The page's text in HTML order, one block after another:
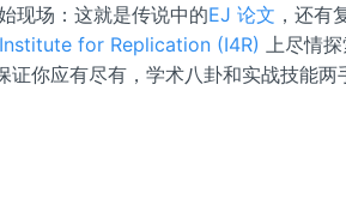
现场：这就是传说中的EJ 论文 ，还有
Institute for Replication (I4R)
上尽情
证你应有尽有，学术八卦和实战技能两